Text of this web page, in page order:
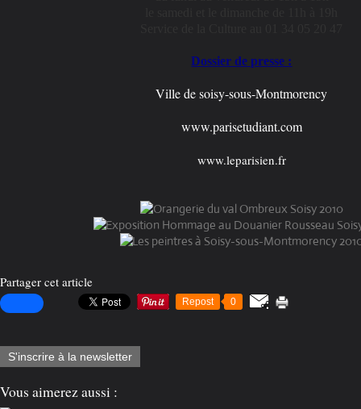
Dossier de presse :
Ville de soisy-sous-Montmorency
www.parisetudiant.com
www.leparisien.fr
Partager cet article
Repost 0
S'inscrire à la newsletter
Vous aimerez aussi :